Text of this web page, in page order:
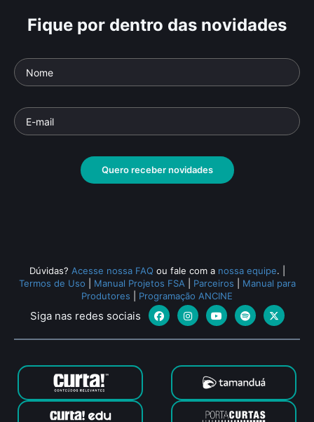
min •
Fique por dentro das novidades
Quero receber novidades
Dúvidas? Acesse nossa FAQ ou fale com a nossa equipe.
Termos de Uso
Manual Projetos FSA Parceiros
Manual para
Produtores
Programação ANCINE
Siga nas redes sociais